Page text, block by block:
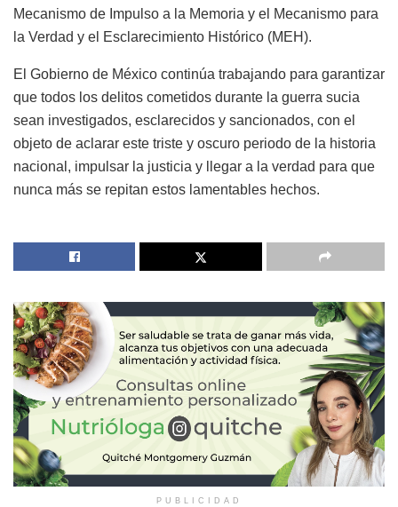
Mecanismo de Impulso a la Memoria y el Mecanismo para
la Verdad y el Esclarecimiento Histórico (MEH).
El Gobierno de México continúa trabajando para garantizar
que todos los delitos cometidos durante la guerra sucia
sean investigados, esclarecidos y sancionados, con el
objeto de aclarar este triste y oscuro periodo de la historia
nacional, impulsar la justicia y llegar a la verdad para que
nunca más se repitan estos lamentables hechos.
PUBLICIDAD